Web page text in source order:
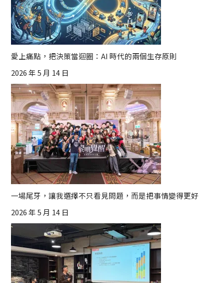
愛上痛點，把決策當迴圈：AI 時代的兩個生存原則
2026 年 5 月 14 日
一場尾牙，讓我選擇不只看見問題，而是把事情變得更好
2026 年 5 月 14 日